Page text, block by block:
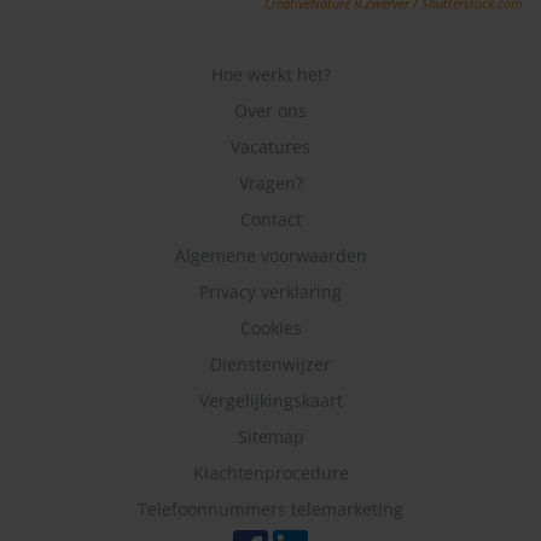
Hoe werkt het?
Over ons
Vacatures
Vragen?
Contact
Algemene voorwaarden
Privacy verklaring
Cookies
Dienstenwijzer
Vergelijkingskaart
Sitemap
Klachtenprocedure
Telefoonnummers telemarketing